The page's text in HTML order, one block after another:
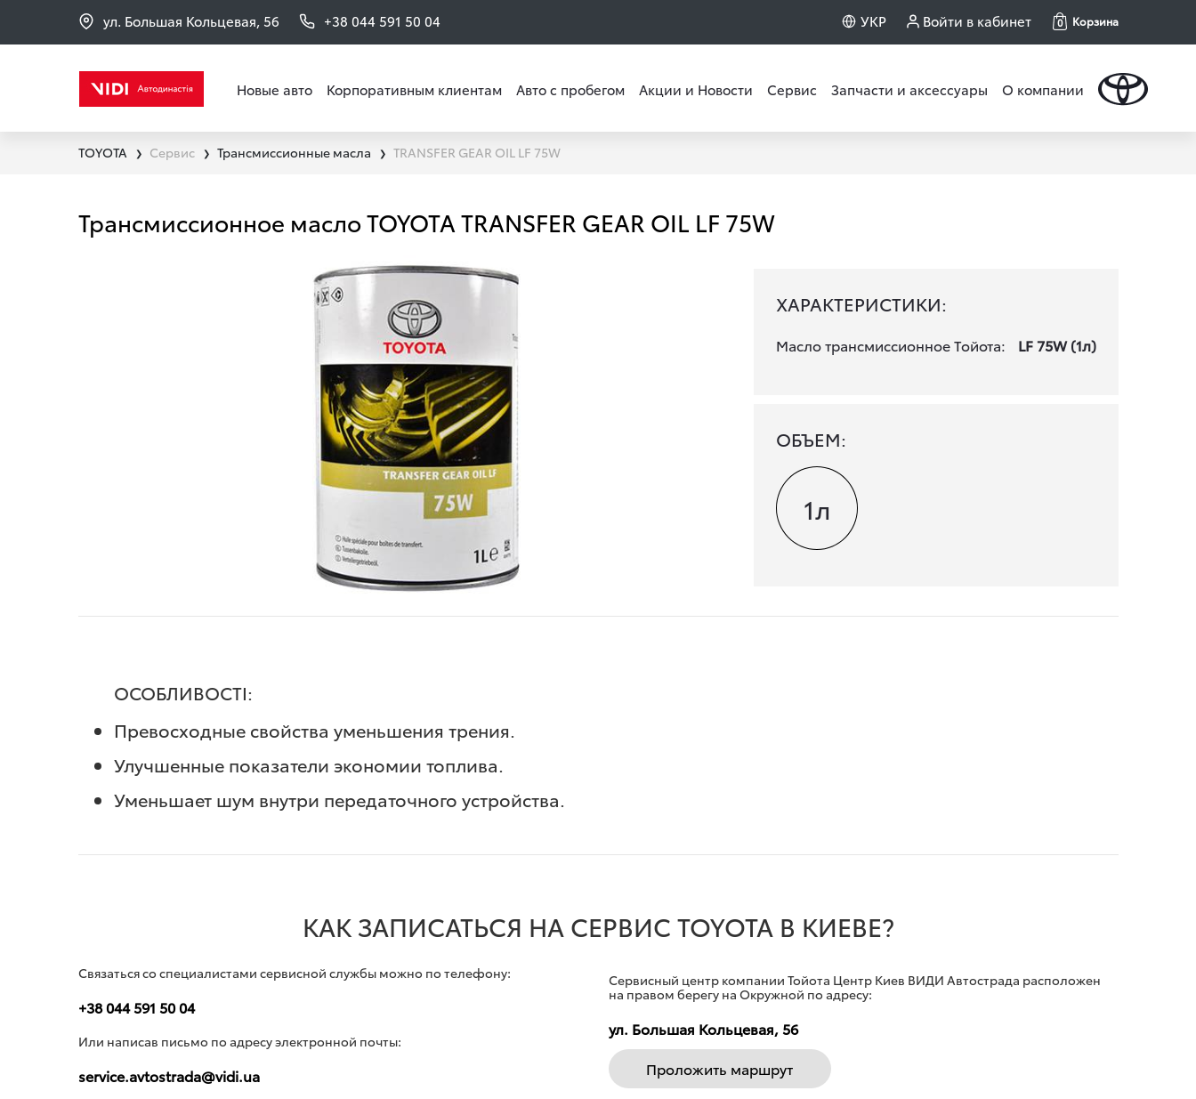
ул. Большая Кольцевая, 56 +38 044 591 50 04 УКР Войти в кабинет 0 Корзина
Новые авто Корпоративным клиентам Авто с пробегом Акции и Новости Сервис Запчасти и аксессуары О компании
TOYOTA ❯ Сервис ❯ Трансмиссионные масла ❯ TRANSFER GEAR OIL LF 75W
Трансмиссионное масло TOYOTA TRANSFER GEAR OIL LF 75W
ХАРАКТЕРИСТИКИ:
Масло трансмиссионное Тойота: LF 75W (1л)
ОБЪЕМ:
1л
ОСОБЛИВОСТІ:
Превосходные свойства уменьшения трения.
Улучшенные показатели экономии топлива.
Уменьшает шум внутри передаточного устройства.
КАК ЗАПИСАТЬСЯ НА СЕРВИС TOYOTA В КИЕВЕ?
Связаться со специалистами сервисной службы можно по телефону:
+38 044 591 50 04
Или написав письмо по адресу электронной почты:
service.avtostrada@vidi.ua
Сервисный центр компании Тойота Центр Киев ВИДИ Автострада расположен
на правом берегу на Окружной по адресу:
ул. Большая Кольцевая, 56
Проложить маршрут